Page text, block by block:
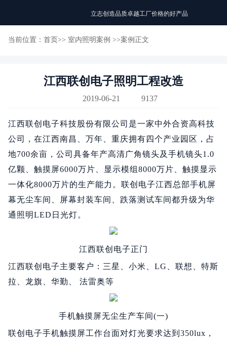
立志创造品质卓越工厂价格的好产品
当前位置： 首页 >> 室内照明案例 >>案例正文
江西联创电子照明工程改造
2019-06-21 9137
江西联创电子科技股份有限公司是一家中外合资高科技
公司，在江西南昌、万年、重庆拥有四个产业园区，占
地700余亩，公司具备年产高清广角镜头及手机镜头1.0
亿颗、触摸屏6000万片、显示模组8000万片、触摸显示
一体化8000万片的生产能力。联创电子江西总部手机屏
幕无尘车间、屏幕封装车间、跌落测试车间都升级为华
通照明LED日光灯。
江西联创电子正门
江西联创电子主要客户：三星、小米、LG、联想、特斯
拉、龙旗、华勤、 法雷奥等
手机触摸屏无尘生产车间(一)
联创电子手机触摸屏工作台面对灯光要求达到350lux，